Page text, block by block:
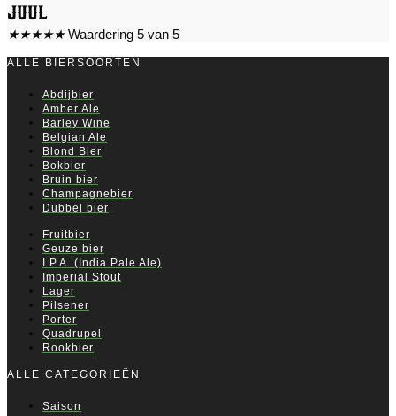
Juul
★★★★★ Waardering 5 van 5
ALLE BIERSOORTEN
Abdijbier
Amber Ale
Barley Wine
Belgian Ale
Blond Bier
Bokbier
Bruin bier
Champagnebier
Dubbel bier
Fruitbier
Geuze bier
I.P.A. (India Pale Ale)
Imperial Stout
Lager
Pilsener
Porter
Quadrupel
Rookbier
ALLE CATEGORIEËN
Saison